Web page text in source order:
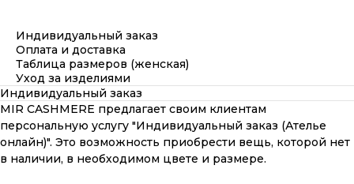
Индивидуальный заказ
Оплата и доставка
Таблица размеров (женская)
Уход за изделиями
Индивидуальный заказ
MIR CASHMERE предлагает своим клиентам
персональную услугу "Индивидуальный заказ (Ателье
онлайн)". Это возможность приобрести вещь, которой нет
в наличии, в необходимом цвете и размере.